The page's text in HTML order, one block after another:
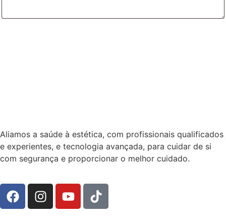
Aliamos a saúde à estética, com profissionais qualificados
e experientes, e tecnologia avançada, para cuidar de si
com segurança e proporcionar o melhor cuidado.